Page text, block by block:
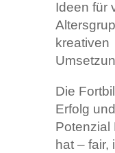
Ideen für
kreativen
Die
Erfolg
Potenzial
hat – fair,